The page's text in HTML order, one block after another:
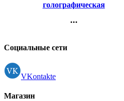
голографическая
(ст.90)
...
Регистрация
Социальные сети
VKontakte
Магазин